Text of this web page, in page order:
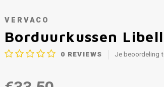
VERVACO
Borduurkussen
0 REVIEWS Je beoordeling